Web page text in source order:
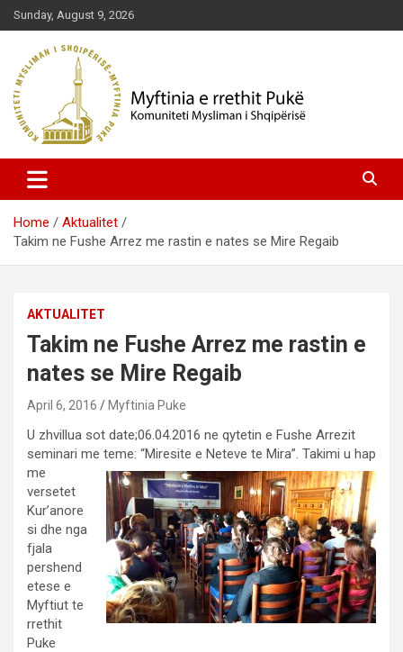
Skip
to
content
Sunday, August 9, 2026
Myftinia Pukë | Faqja Zyrtare
Home
Aktualitet
Takim ne Fushe Arrez me rastin e nates se Mire Regaib
AKTUALITET
Takim ne Fushe Arrez me rastin e
nates se Mire Regaib
April 6, 2016 Myftinia Puke
U zhvillua sot date;06.04.2016 ne qytetin e Fushe Arrezit
seminari me teme: “Miresite e Neteve te Mira”. Takimi u hap
me
versetet
Kur’anore
si dhe nga
fjala
pershend
etese e
Myftiut te
rrethit
Puke